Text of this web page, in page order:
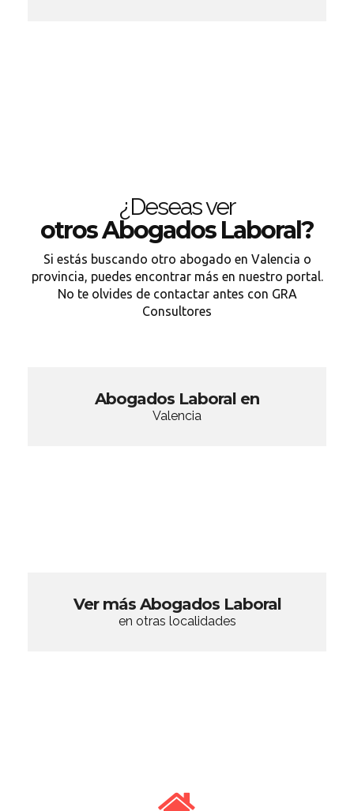
¿Deseas ver
otros Abogados Laboral?
Si estás buscando otro abogado en Valencia o
provincia, puedes encontrar más en nuestro portal.
No te olvides de contactar antes con GRA
Consultores
Abogados Laboral en
Valencia
Ver más Abogados Laboral
en otras localidades